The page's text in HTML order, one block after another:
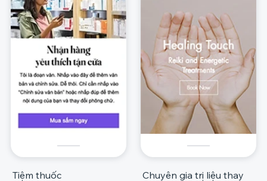
Tiệm thuốc Chuyên gia trị liệu thay